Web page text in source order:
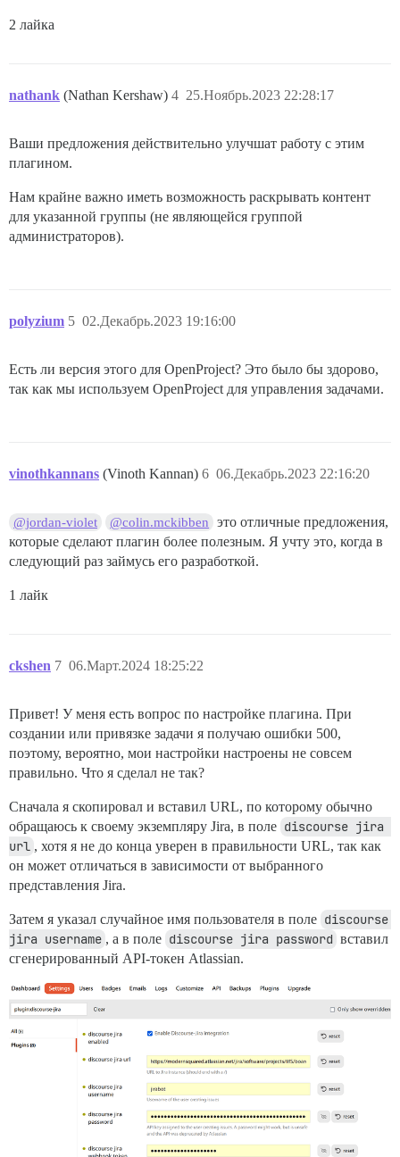
2 лайка
nathank (Nathan Kershaw) 25.Ноябрь.2023 22:28:17
4
Ваши предложения действительно улучшат работу с этим
плагином.
Нам крайне важно иметь возможность раскрывать контент
для указанной группы (не являющейся группой
администраторов).
polyzium 02.Декабрь.2023 19:16:00
5
Есть ли версия этого для OpenProject? Это было бы здорово,
так как мы используем OpenProject для управления задачами.
vinothkannans (Vinoth Kannan) 06.Декабрь.2023 22:16:20
6
@jordan-violet @colin.mckibben
это отличные предложения,
которые сделают плагин более полезным. Я учту это, когда в
следующий раз займусь его разработкой.
1 лайк
ckshen 06.Март.2024 18:25:22
7
Привет! У меня есть вопрос по настройке плагина. При
создании или привязке задачи я получаю ошибки 500,
поэтому, вероятно, мои настройки настроены не совсем
правильно. Что я сделал не так?
Сначала я скопировал и вставил URL, по которому обычно
обращаюсь к своему экземпляру Jira, в поле discourse jira
url , хотя я не до конца уверен в правильности URL, так как
он может отличаться в зависимости от выбранного
представления Jira.
Затем я указал случайное имя пользователя в поле discourse
jira username , а в поле discourse jira password вставил
сгенерированный API-токен Atlassian.